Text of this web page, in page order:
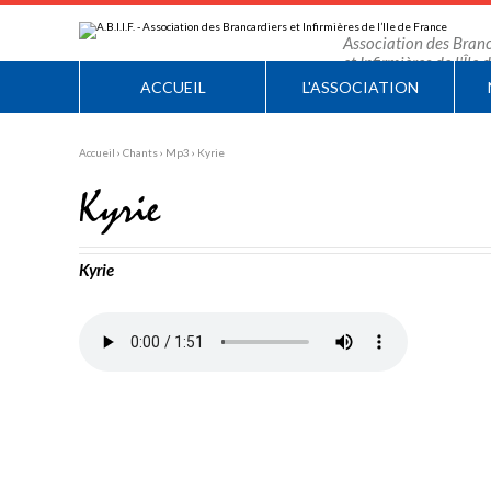
au
contenu.
Aller
personnels
Association des
et Infirmières de l'Île
ACCUEIL L'ASSOCIATION
Accueil › Chants› Mp3 › Kyrie
Kyrie
Kyrie